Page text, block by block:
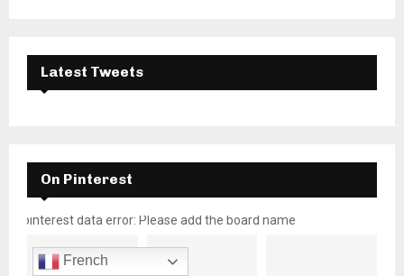
Latest Tweets
On Pinterest
pinterest data error: Please add the board name
French